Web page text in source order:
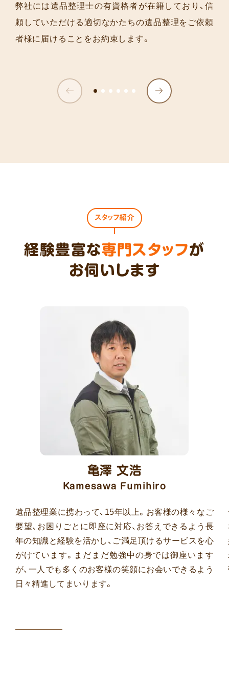
弊社には遺品整理士の有資格者が在籍しており、信
頼していただける適切なかたちの遺品整理をご依頼
者様に届けることをお約束します。
スタッフ紹介
経験豊富な専門スタッフが
お伺いします
亀澤 文浩
Kamesawa Fumihiro
遺品整理業に携わって、15年以上。お客様の様々なご
要望、お困りごとに即座に対応、お答えできるよう長
年の知識と経験を活かし、ご満足頂けるサービスを心
がけています。まだまだ勉強中の身では御座います
が、一人でも多くのお客様の笑顔にお会いできるよう
日々精進してまいります。